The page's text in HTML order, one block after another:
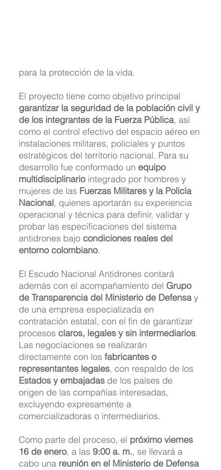
para la protección de la vida.
El proyecto tiene como objetivo principal
garantizar la seguridad de la población civil y
de los integrantes de la Fuerza Pública, así
como el control efectivo del espacio aéreo en
instalaciones militares, policiales y puntos
estratégicos del territorio nacional. Para su
desarrollo fue conformado un equipo
multidisciplinario integrado por hombres y
mujeres de las Fuerzas Militares y la Policía
Nacional, quienes aportarán su experiencia
operacional y técnica para definir, validar y
probar las especificaciones del sistema
antidrones bajo condiciones reales del
entorno colombiano.
El Escudo Nacional Antidrones contará
además con el acompañamiento del Grupo
de Transparencia del Ministerio de Defensa y
de una empresa especializada en
contratación estatal, con el fin de garantizar
procesos claros, legales y sin intermediarios.
Las negociaciones se realizarán
directamente con los fabricantes o
representantes legales, con respaldo de los
Estados y embajadas de los países de
origen de las compañías interesadas,
excluyendo expresamente a
comercializadoras o intermediarios.
Como parte del proceso, el próximo viernes
16 de enero, a las 9:00 a. m., se llevará a
cabo una reunión en el Ministerio de Defensa